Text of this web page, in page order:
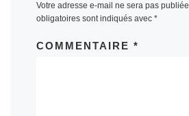
Votre adresse e-mail ne sera pas publiée.
obligatoires sont indiqués avec *
COMMENTAIRE *